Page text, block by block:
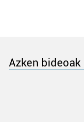
Azken bideoak